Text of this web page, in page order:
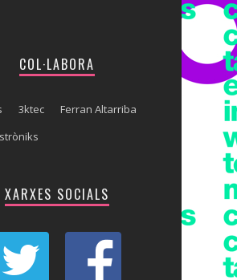
COL·LABORA
3ktec
Ferran Altarriba
XARXES SOCIALS